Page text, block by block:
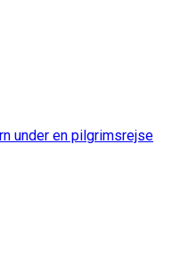
under en pilgrimsrejse